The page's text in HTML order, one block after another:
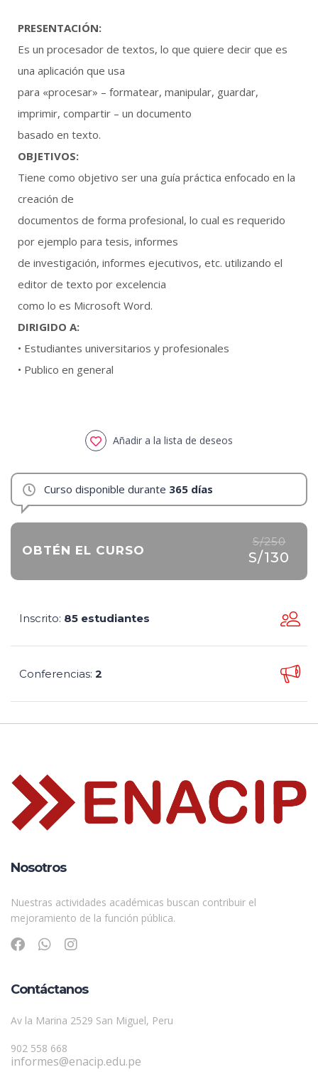
PRESENTACIÓN:
Es un procesador de textos, lo que quiere decir que es
una aplicación que usa
para «procesar» – formatear, manipular, guardar,
imprimir, compartir – un documento
basado en texto.
OBJETIVOS:
Tiene como objetivo ser una guía práctica enfocado en la
creación de
documentos de forma profesional, lo cual es requerido
por ejemplo para tesis, informes
de investigación, informes ejecutivos, etc. utilizando el
editor de texto por excelencia
como lo es Microsoft Word.
DIRIGIDO A:
• Estudiantes universitarios y profesionales
• Publico en general
Añadir a la lista de deseos
Curso disponible durante 365 días
OBTÉN EL CURSO
S/250
S/130
Inscrito: 85 estudiantes
Conferencias: 2
Nosotros
Nuestras actividades académicas buscan contribuir el
mejoramiento de la función pública.
Contáctanos
Av la Marina 2529 San Miguel, Peru
902 558 668
informes@enacip.edu.pe